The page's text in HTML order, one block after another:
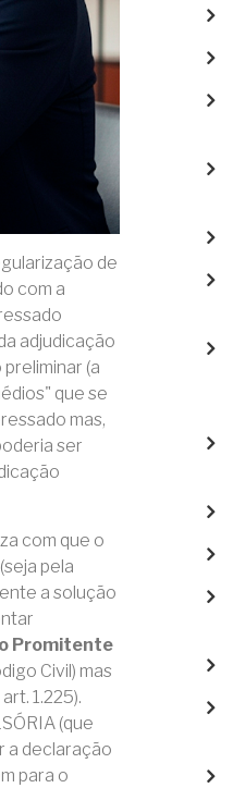
de
com a
adjudicação
(a
que se
mas,
ser
com que o
(seja pela
a solução
Promitente
Civil) mas
1.225).
(que
a declaração
para o